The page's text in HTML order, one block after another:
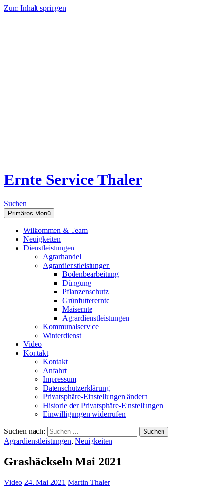
Zum Inhalt springen
Ernte Service Thaler
Suchen
Primäres Menü
Wilkommen & Team
Neuigkeiten
Dienstleistungen
Agrarhandel
Agrardienstleistungen
Bodenbearbeitung
Düngung
Pflanzenschutz
Grünfutterernte
Maisernte
Agrardienstleistungen
Kommunalservice
Winterdienst
Video
Kontakt
Kontakt
Anfahrt
Impressum
Datenschutzerklärung
Privatsphäre-Einstellungen ändern
Historie der Privatsphäre-Einstellungen
Einwilligungen widerrufen
Suchen nach:
Agrardienstleistungen, Neuigkeiten
Grashäckseln Mai 2021
Video 24. Mai 2021 Martin Thaler